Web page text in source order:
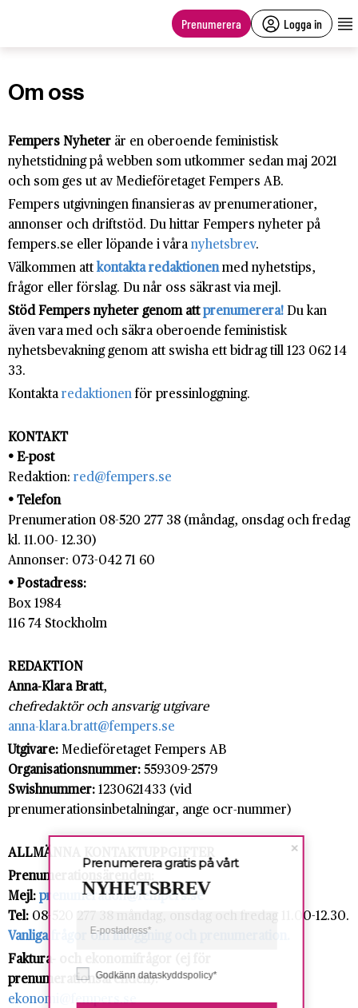
Prenumerera Logga in
Om oss
Fempers Nyheter är en oberoende feministisk
nyhetstidning på webben som utkommer sedan maj 2021
och som ges ut av Medieföretaget Fempers AB.
Fempers utgivningen finansieras av prenumerationer,
annonser och driftstöd. Du hittar Fempers nyheter på
fempers.se eller löpande i våranyhetsbrev.
Välkommen att kontakta redaktionenmed nyhetstips,
frågor eller förslag. Du når oss säkrast via mejl.
Stöd Fempers nyheter genom attprenumerera! Du kan
även vara med och säkra oberoende feministisk
nyhetsbevakning genom att swisha ett bidrag till 123 062 14
33.
Kontaktaredaktionen för pressinloggning.
KONTAKT
• E-post
Redaktion: red@fempers.se
• Telefon
Prenumeration 08-520 277 38 (måndag, onsdag och fredag
kl. 11.00- 12.30)
Annonser: 073-042 71 60
• Postadress:
Box 1984
116 74 Stockholm
REDAKTION
Anna-Klara Bratt,
chefredaktör och ansvarig utgivare
anna-klara.bratt@fempers.se
Utgivare: Medieföretaget Fempers AB
Organisationsnummer: 559309-2579
Swishnummer: 1230621433 (vid
prenumerationsinbetalningar, ange ocr-nummer)
ALLMÄNNA KONTAKTUPPGIFTER
Prenumerationsärenden:
Mejl: prenumeration@fempers.se
Tel: 08-520 277 38 måndag, onsdag och fredag 11.00-12.30.
Vanliga frågor om inloggning och prenumeration.
Faktura- och ekonomifrågor (ej för
prenumerationsärenden):
ekonomi@fempers.se
Godkänn dataskyddspolicy*
Prenumerera gratis på vårt
NYHETSBREV